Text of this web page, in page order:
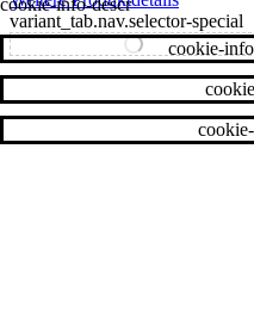
variant_tab.nav.selector-special
variant_tab.nav.selector-cookie-